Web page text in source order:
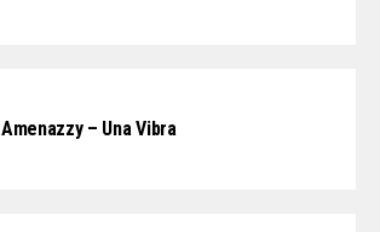
Amenazzy – Una Vibra